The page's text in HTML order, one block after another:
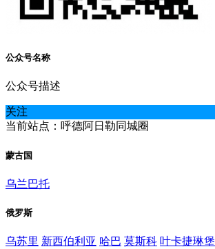
公众号名称
公众号描述
关注
当前站点：呼德阿日勒同城圈
蒙古国
乌兰巴托
俄罗斯
乌苏里 新西伯利亚 哈巴 莫斯科 叶卡捷琳堡